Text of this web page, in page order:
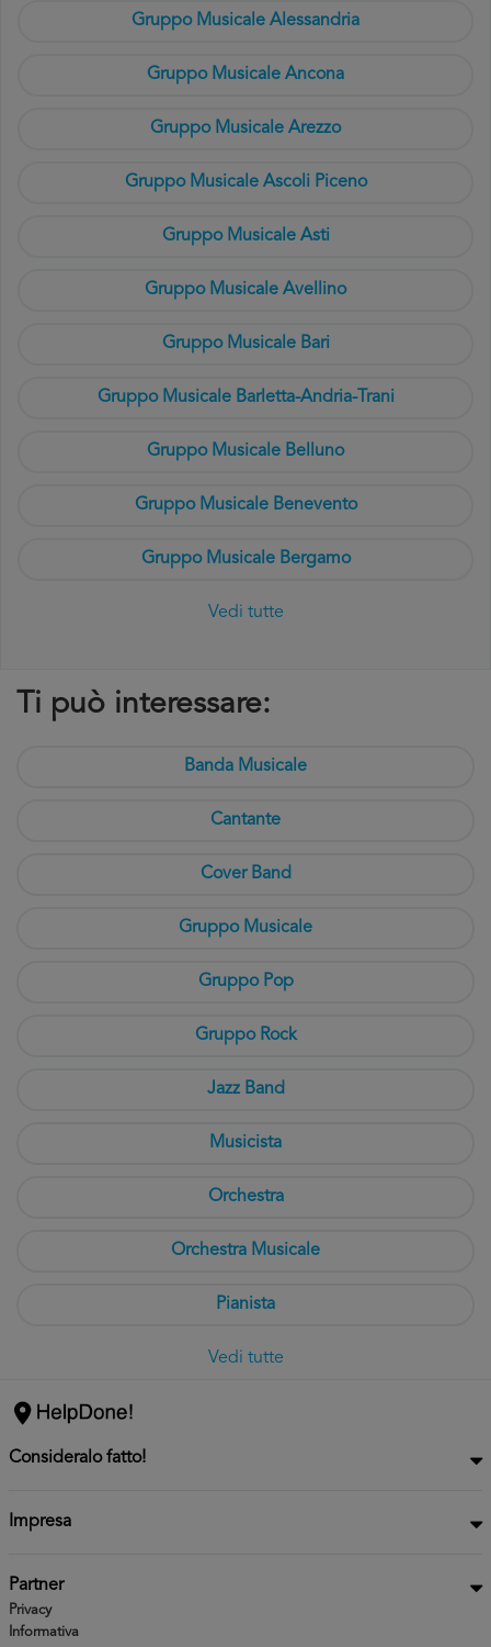
Gruppo Musicale Alessandria
Gruppo Musicale Ancona
Gruppo Musicale Arezzo
Gruppo Musicale Ascoli Piceno
Gruppo Musicale Asti
Gruppo Musicale Avellino
Gruppo Musicale Bari
Gruppo Musicale Barletta-Andria-Trani
Gruppo Musicale Belluno
Gruppo Musicale Benevento
Gruppo Musicale Bergamo
Vedi tutte
Ti può interessare:
Banda Musicale
Cantante
Cover Band
Gruppo Musicale
Gruppo Pop
Gruppo Rock
Jazz Band
Musicista
Orchestra
Orchestra Musicale
Pianista
Vedi tutte
Consideralo fatto!
Impresa
Partner
Privacy
Informativa